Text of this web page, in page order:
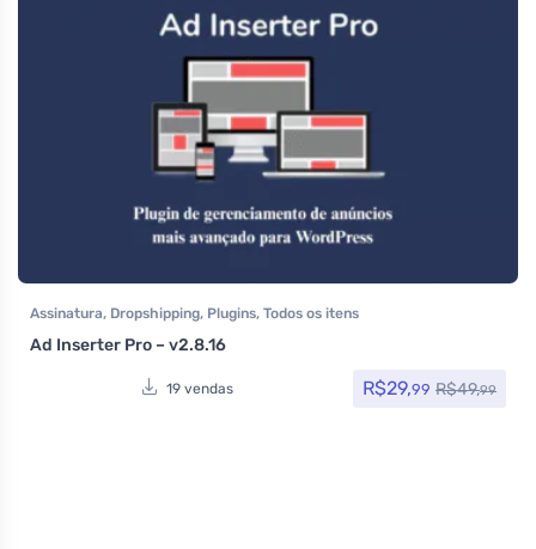
Assinatura, Dropshipping, Plugins, Todos os itens
Ad Inserter Pro – v2.8.16
19 vendas R$29,99 R$49,99